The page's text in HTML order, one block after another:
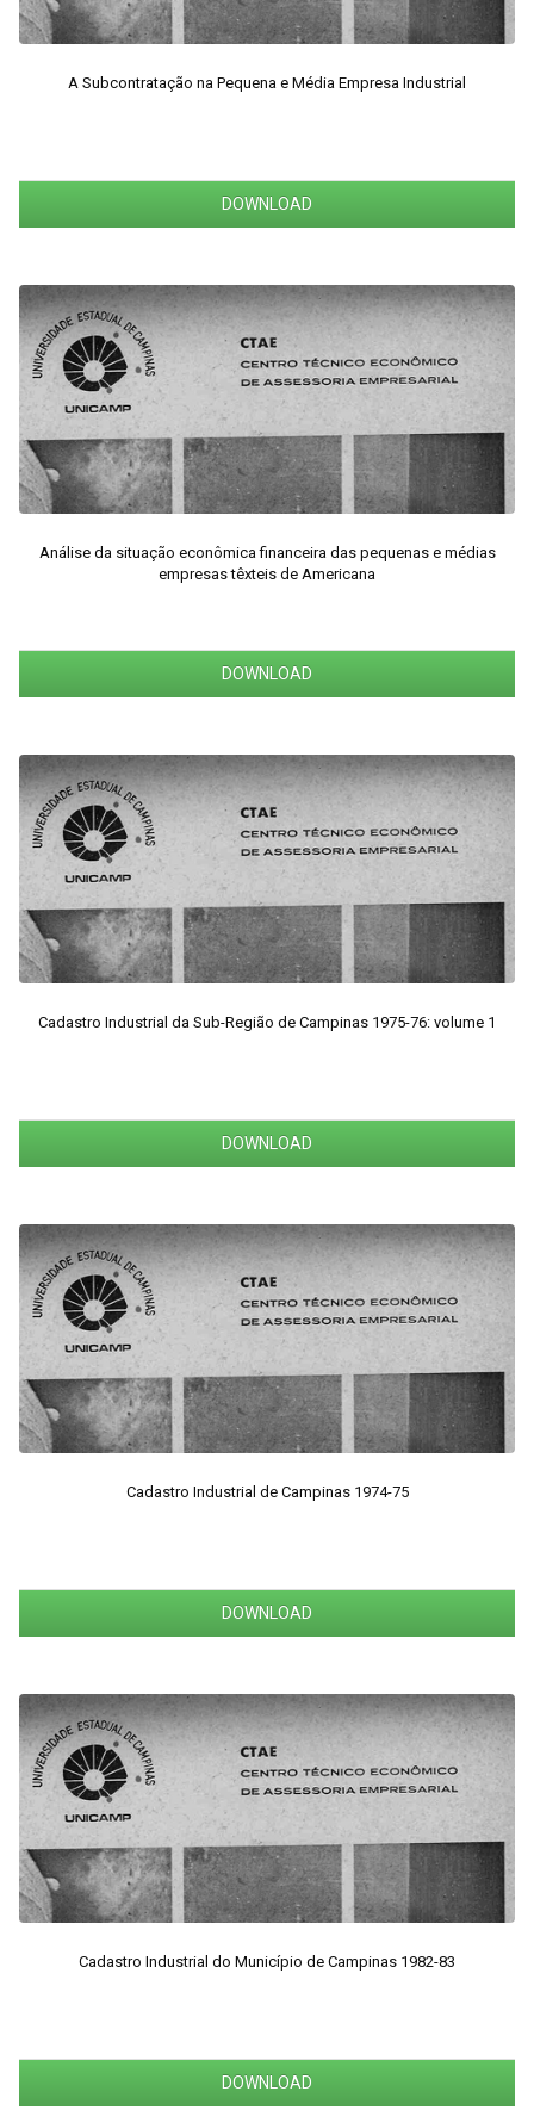
A Subcontratação na Pequena e Média Empresa Industrial
DOWNLOAD
Análise da situação econômica financeira das pequenas e médias
empresas têxteis de Americana
DOWNLOAD
Cadastro Industrial da Sub-Região de Campinas 1975-76: volume 1
DOWNLOAD
Cadastro Industrial de Campinas 1974-75
DOWNLOAD
Cadastro Industrial do Município de Campinas 1982-83
DOWNLOAD